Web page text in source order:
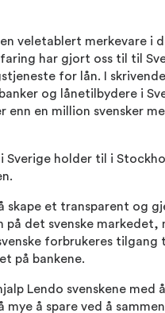
veletablert merkevare i
har gjort oss til til
for lån. I
og lånetilbydere i
enn en million svensker
Sverige holder til i
skape et transparent og
på det svenske markedet,
forbrukeres tilgang
på bankene.
Lendo svenskene med
mye å spare ved å